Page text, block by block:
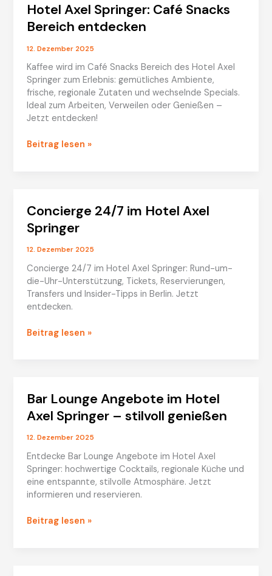
Springer
–
stilvoll
feiern
Hotel Axel Springer: Café Snacks
Bereich entdecken
12. Dezember 2025
Kaffee wird im Café Snacks Bereich des Hotel Axel
Springer zum Erlebnis: gemütliches Ambiente,
frische, regionale Zutaten und wechselnde Specials.
Ideal zum Arbeiten, Verweilen oder Genießen –
Jetzt entdecken!
Hotel
Bereich
entdecken
Beitrag lesen »
Concierge 24/7 im Hotel Axel
Springer
12. Dezember 2025
Concierge 24/7 im Hotel Axel Springer: Rund-um-
die-Uhr-Unterstützung, Tickets, Reservierungen,
Transfers und Insider-Tipps in Berlin. Jetzt
entdecken.
Concierge
Springer
Beitrag lesen »
Bar Lounge Angebote im Hotel
Axel Springer – stilvoll genießen
12. Dezember 2025
Entdecke Bar Lounge Angebote im Hotel Axel
Springer: hochwertige Cocktails, regionale Küche und
eine entspannte, stilvolle Atmosphäre. Jetzt
informieren und reservieren.
Bar
Beitrag lesen »